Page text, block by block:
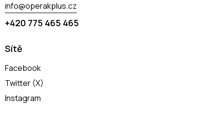
info@operakplus.cz
+420 775 465 465
Sítě
Facebook
Twitter (X)
Instagram